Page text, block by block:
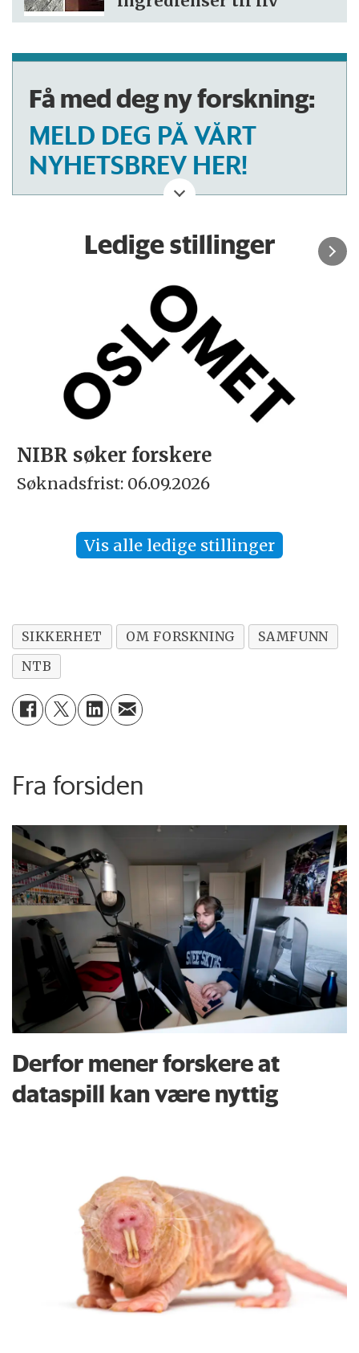
Få med deg ny forskning:
MELD DEG PÅ VÅRT
NYHETSBREV HER!
Ledige stillinger
søker forskere
06.09.2026
Vis alle ledige stillinger
SIKKERHET OM FORSKNING
SAMFUNN
NTB
Fra forsiden
Derfor mener forskere at
dataspill kan være nyttig